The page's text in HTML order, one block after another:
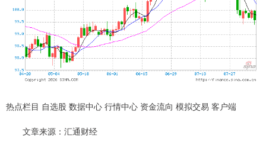
热点栏目 自选股 数据中心 行情中心 资金流向 模拟交易 客户端
文章来源：汇通财经